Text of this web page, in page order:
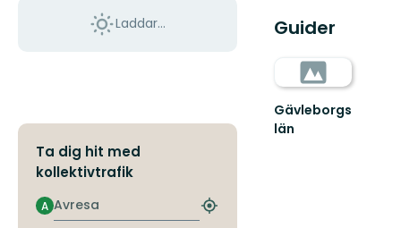
Laddar...
Ta dig hit med
kollektivtrafik
Avresa
A
Hitta
Guider
Gävleborgs
län